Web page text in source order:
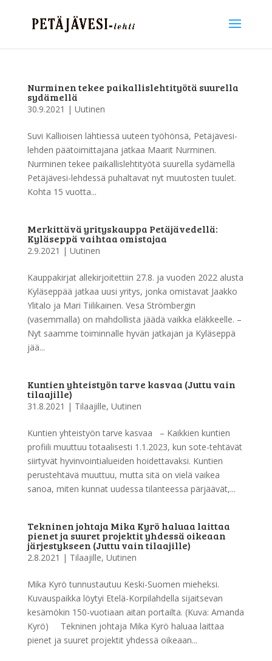
Nurminen tekee paikallislehtityötä suurella
sydämellä
30.9.2021 | Uutinen
Suvi Kallioisen lähtiessä uuteen työhönsä, Petäjävesi-
lehden päätoimittajana jatkaa Maarit Nurminen.
Nurminen tekee paikallislehtityötä suurella sydämellä
Petäjävesi-lehdessä puhaltavat nyt muutosten tuulet.
Kohta 15 vuotta...
Merkittävä yrityskauppa Petäjävedellä:
Kyläseppä vaihtaa omistajaa
2.9.2021 | Uutinen
Kauppakirjat allekirjoitettiin 27.8. ja vuoden 2022 alusta
Kyläseppää jatkaa uusi yritys, jonka omistavat Jaakko
Ylitalo ja Mari Tiilikainen. Vesa Strömbergin
(vasemmalla) on mahdollista jäädä vaikka eläkkeelle. –
Nyt saamme toiminnalle hyvän jatkajan ja Kyläseppä
jää...
Kuntien yhteistyön tarve kasvaa (Juttu vain
tilaajille)
31.8.2021 | Tilaajille, Uutinen
Kuntien yhteistyön tarve kasvaa – Kaikkien kuntien
profiili muuttuu totaalisesti 1.1.2023, kun sote-tehtävät
siirtyvät hyvinvointialueiden hoidettavaksi. Kuntien
perustehtävä muuttuu, mutta sitä on vielä vaikea
sanoa, miten kunnat uudessa tilanteessa pärjäävät,...
Tekninen johtaja Mika Kyrö haluaa laittaa
pienet ja suuret projektit yhdessä oikeaan
järjestykseen (Juttu vain tilaajille)
2.8.2021 | Tilaajille, Uutinen
Mika Kyrö tunnustautuu Keski-Suomen mieheksi.
Kuvauspaikka löytyi Etelä-Korpilahdella sijaitsevan
kesämökin 150-vuotiaan aitan portailta. (Kuva: Amanda
Kyrö) Tekninen johtaja Mika Kyrö haluaa laittaa
pienet ja suuret projektit yhdessä oikeaan...